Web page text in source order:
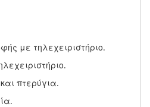
με τηλεχειριστήριο.
πτερύγια.